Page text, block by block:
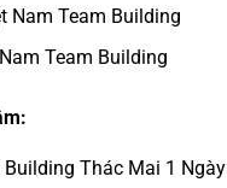
Nam Team Building
Team Building
Building Thác Mai 1 Ngày